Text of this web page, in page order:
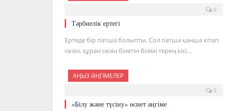
0
Тәрбиелік ертегі
Ертеде бір патша болыпты. Сол патша қанша кітап
сөзін, құран сөзін білетін білімі терең кісі…
АҢЫЗ ӘҢГІМЕЛЕР
0
«Білу және түсіну» өсиет әңгіме